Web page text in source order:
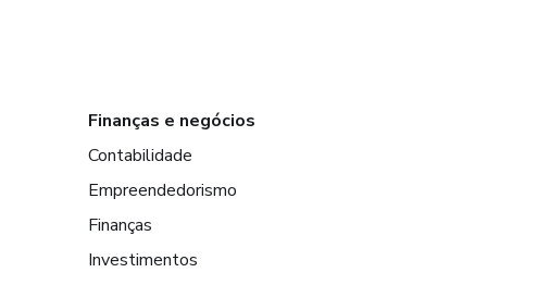
Finanças e negócios
Contabilidade
Empreendedorismo
Finanças
Investimentos